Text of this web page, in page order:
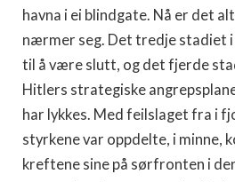
havna i ei blindgate. Nå er det
nærmer seg. Det tredje stadiet
til å være slutt, og det fjerde
Hitlers strategiske
har lykkes. Med feilslaget fra i
styrkene var oppdelte, i minne,
kreftene sine på sørfronten i